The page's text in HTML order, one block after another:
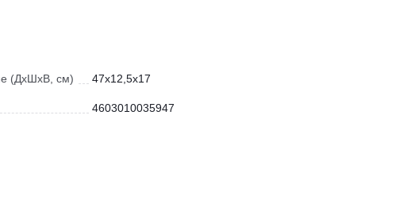
(ДхШхВ, см) 47x12,5x17
4603010035947